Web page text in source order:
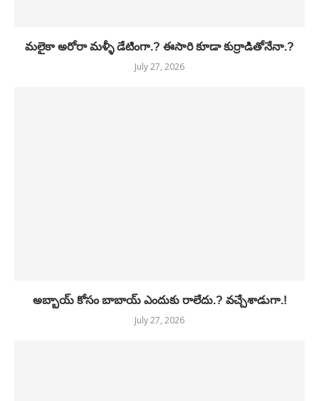
మలైకా అరోరా మళ్ళీ డేటింగా.? ఈసారి కూడా కుర్రాడితోనేనా.?
July 27, 2026
అబ్బాయ్ కోసం బాబాయ్ ఎందుకు రాలేదు.? వచ్చేశాడుగా.!
July 27, 2026